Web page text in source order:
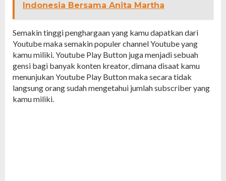
Indonesia Bersama Anita Martha
Semakin tinggi penghargaan yang kamu dapatkan dari
Youtube maka semakin populer channel Youtube yang
kamu miliki. Youtube Play Button juga menjadi sebuah
gensi bagi banyak konten kreator, dimana disaat kamu
menunjukan Youtube Play Button maka secara tidak
langsung orang sudah mengetahui jumlah subscriber yang
kamu miliki.